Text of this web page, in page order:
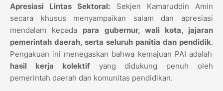
Apresiasi Lintas Sektoral: Sekjen Kamaruddin Amin
secara khusus menyampaikan salam dan apresiasi
mendalam kepada para gubernur, wali kota, jajaran
pemerintah daerah, serta seluruh panitia dan pendidik.
Pengakuan ini menegaskan bahwa kemajuan PAI adalah
hasil kerja kolektifyang didukung penuh oleh
pemerintah daerah dan komunitas pendidikan.